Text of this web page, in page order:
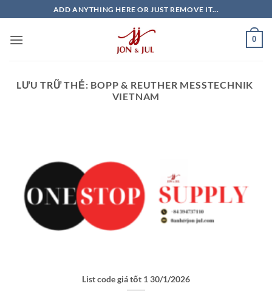
qua
nội
ADD ANYTHING HERE OR JUST REMOVE IT...
0
LƯU TRỮ THẺ: BOPP & REUTHER MESSTECHNIK
VIETNAM
List code giá tốt 1 30/1/2026